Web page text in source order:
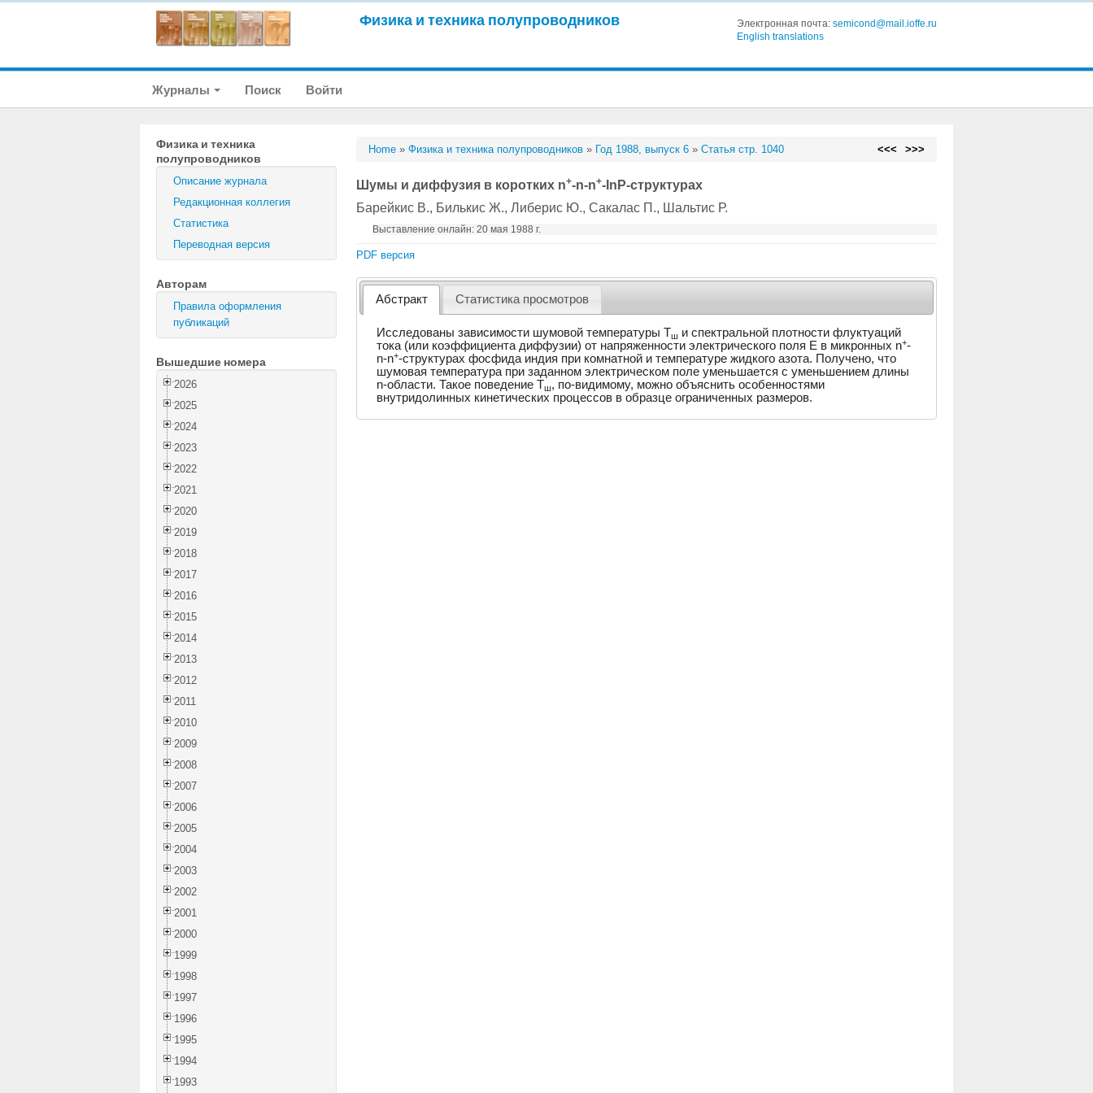
Физика и техника полупроводников Электронная почта: semicond@mail.ioffe.ru
English translations
Журналы Поиск Войти
Физика и техника
полупроводников
Описание журнала
Редакционная коллегия
Статистика
Переводная версия
Авторам
Правила оформления
публикаций
Вышедшие номера
2026
2025
2024
2023
2022
2021
2020
2019
2018
2017
2016
2015
2014
2013
2012
2011
2010
2009
2008
2007
2006
2005
2004
2003
2002
2001
2000
1999
1998
1997
1996
1995
1994
1993
Home »Физика и техника полупроводников » Год 1988, выпуск 6 »Статья стр. 1040 <<< >>>
Шумы и диффузия в коротких n+-n-n+-InP-структурах
Барейкис В., Билькис Ж., Либерис Ю., Сакалас П., Шальтис Р.
Выставление онлайн: 20 мая 1988 г.
PDF версия
Абстракт Статистика просмотров
Исследованы зависимости шумовой температуры Tш и спектральной плотности флуктуаций
тока (или коэффициента диффузии) от напряженности электрического поля E в микронных n+-
n-n+-структурах фосфида индия при комнатной и температуре жидкого азота. Получено, что
шумовая температура при заданном электрическом поле уменьшается с уменьшением длины
n-области. Такое поведение Tш, по-видимому, можно объяснить особенностями
внутридолинных кинетических процессов в образце ограниченных размеров.